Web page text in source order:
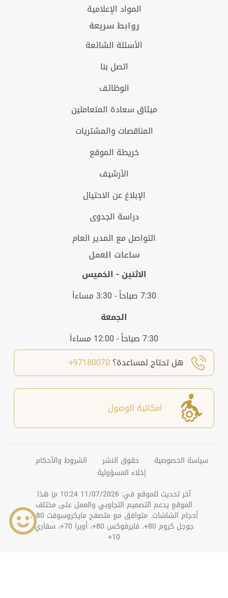
المواد الإعلامية
روابط سريعة
الأسئلة الشائعة
اتصل بنا
الوظائف
ميثاق سعادة المتعاملين
المناقصات والمشتريات
خريطة الموقع
الأرشيف
الإبلاغ عن الاحتيال
دراسة الجدوى
التواصل مع المدير العام
ساعات العمل
الاثنين - الخميس
7:30 صباحاً - 3:30 مساءاَ
الجمعة
7:30 صباحاً - 12:00 مساءاَ
هل تحتاج لمساعدة؟ 97180070+
امكانية الوصول
سياسة الخصوصية حقوق النشر
الشروط والأحكام
إخلاء المسؤولية
آخر تحديث للموقع في: 11/07/2026 10:24 م | هذا
الموقع يدعم التصميم التجاوبي والعمل على مختلف
أحجام الشاشات. متوافق مع متصفح مايكروسوفت 80+،
جوجل كروم 80+، فايرفوكس 80+، أوبرا 70+، سفاري
10+